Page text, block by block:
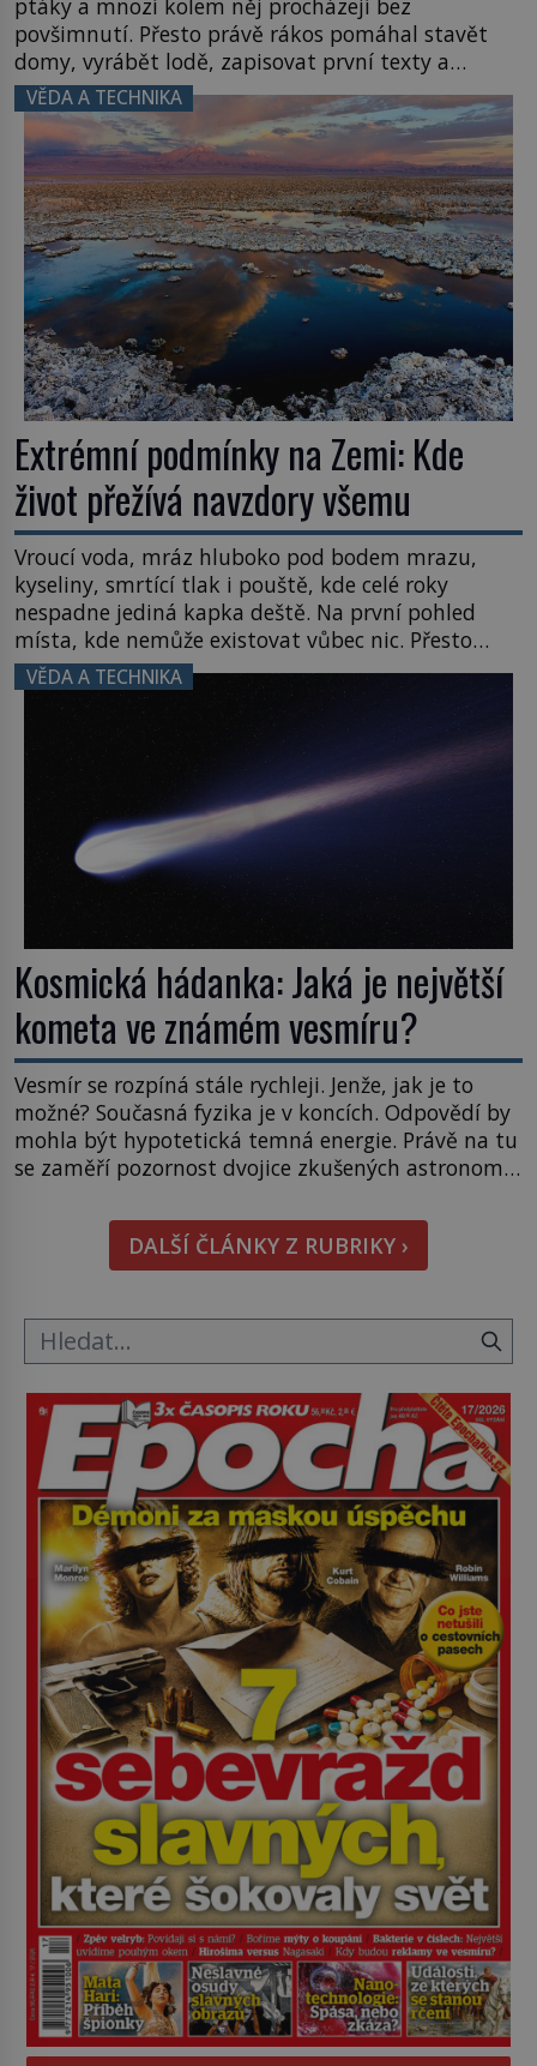
povšimnutí. Přesto právě rákos pomáhal stavět
domy, vyrábět lodě, zapisovat první texty a
inspiroval řadu pověstí. Tato skromná, ale
užitečná rostlina provází člověka už tisíce let.
Většina lidí vnímá rákos jen jako obyčejnou kulisu
letního koupání. Stačí se však podívat […]
VĚDA A TECHNIKA
Extrémní podmínky na Zemi: Kde
život přežívá navzdory všemu
Vroucí voda, mráz hluboko pod bodem mrazu,
kyseliny, smrtící tlak i pouště, kde celé roky
nespadne jediná kapka deště. Na první pohled
místa, kde nemůže existovat vůbec nic. Přesto
právě tady vědci objevují organismy, které
posouvají hranice života. Každý nový nález mění
napovídá, kde bychom jednou […]
VĚDA A TECHNIKA
Kosmická hádanka: Jaká je největší
kometa ve známém vesmíru?
Vesmír se rozpíná stále rychleji. Jenže, jak je to
možné? Současná fyzika je v koncích. Odpovědí by
mohla být hypotetická temná energie. Právě na tu
se zaměří pozornost dvojice zkušených astronomů.
hmatatelnějšího. Naprosto rekordní kometu!
Astronomové Pedro Bernardinelli a Gary Bernstein
mravenčí prací zkoumají archivní snímky v rámci
DALŠÍ ČLÁNKY Z RUBRIKY ›